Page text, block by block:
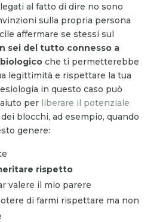
al fatto di dire no sono
sulla propria persona
affermare se stessi sul
sei del tutto connesso a
che ti permetterebbe
legittimità e rispettare la tua
in questo caso può
per liberare il potenziale
blocchi, ad esempio, quando
genere:
rispetto
valere il mio parere
di farmi rispettare ma non